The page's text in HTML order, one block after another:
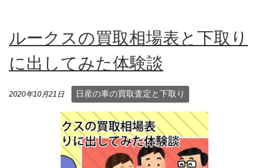
ルークスの買取相場表と下取り
に出してみた体験談
2020年10月21日 日産の車の買取査定と下取り